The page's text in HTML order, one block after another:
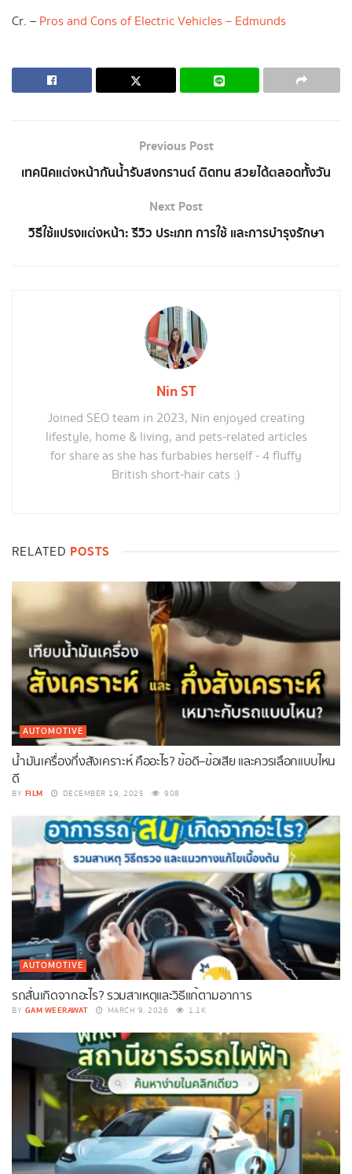
Cr. – Pros and Cons of Electric Vehicles – Edmunds
Previous Post
เทคนิคแต่งหน้ากันน้ำรับสงกรานต์ ติดทน สวยได้ตลอดทั้งวัน
Next Post
วิธีใช้แปรงแต่งหน้า: รีวิว ประเภท การใช้ และการบำรุงรักษา
Nin ST
Joined SEO team in 2023, Nin enjoyed creating
lifestyle, home & living, and pets-related articles
for share as she has furbabies herself - 4 fluffy
British short-hair cats :)
RELATED POSTS
AUTOMOTIVE
น้ำมันเครื่องกึ่งสังเคราะห์ คืออะไร? ข้อดี–ข้อเสีย และควรเลือกแบบไหน
ดี
BY FILM DECEMBER 19, 2025 908
AUTOMOTIVE
รถสั่นเกิดจากอะไร? รวมสาเหตุและวิธีแก้ตามอาการ
BY GAM WEERAWAT MARCH 9, 2026 1.1K